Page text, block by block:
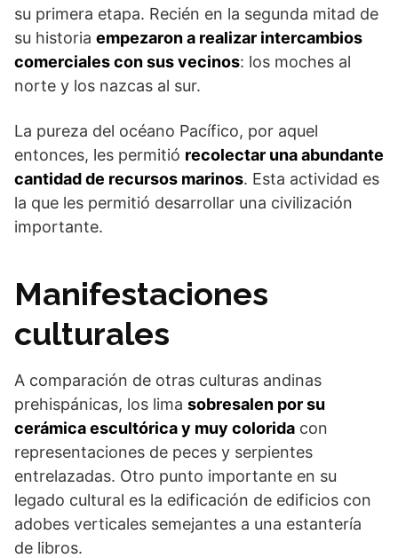
su primera etapa. Recién en la segunda mitad de
su historia empezaron a realizar intercambios
comerciales con sus vecinos: los moches al
norte y los nazcas al sur.
La pureza del océano Pacífico, por aquel
entonces, les permitió recolectar una abundante
cantidad de recursos marinos. Esta actividad es
la que les permitió desarrollar una civilización
importante.
Manifestaciones
culturales
A comparación de otras culturas andinas
prehispánicas, los lima sobresalen por su
cerámica escultórica y muy colorida con
representaciones de peces y serpientes
entrelazadas. Otro punto importante en su
legado cultural es la edificación de edificios con
adobes verticales semejantes a una estantería
de libros.